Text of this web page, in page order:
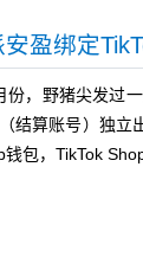
盈绑定
野猪尖发过一
结算账号）独立
钱包，TikTok